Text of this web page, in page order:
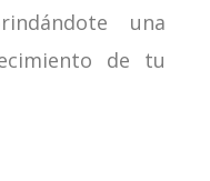
una
de tu